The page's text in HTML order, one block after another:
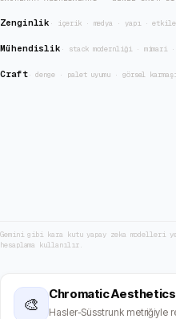
Zenginlik · içerik · medya · yapı ·
Mühendislik · stack modernliği · mimari
Craft·denge · palet uyumu · görsel
Gemini gibi kara kutu yapay zeka modelleri
hesaplama kullanılır.
🎨
Chromatic
Hasler-Süsstrunk metriğiyle